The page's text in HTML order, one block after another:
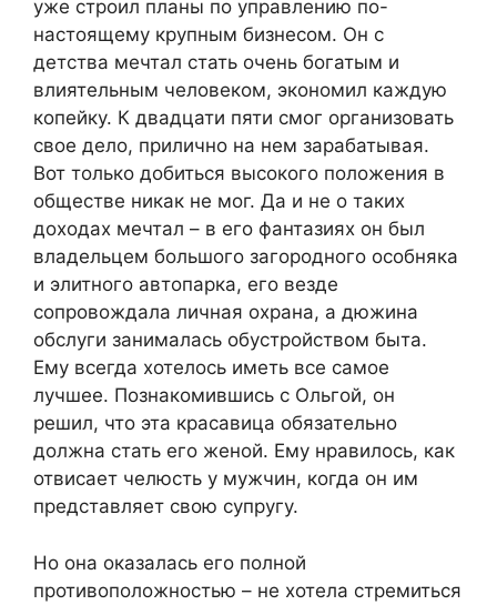
уже строил планы по управлению по-
настоящему крупным бизнесом. Он с
детства мечтал стать очень богатым и
влиятельным человеком, экономил каждую
копейку. К двадцати пяти смог организовать
свое дело, прилично на нем зарабатывая.
Вот только добиться высокого положения в
обществе никак не мог. Да и не о таких
доходах мечтал – в его фантазиях он был
владельцем большого загородного особняка
и элитного автопарка, его везде
сопровождала личная охрана, а дюжина
обслуги занималась обустройством быта.
Ему всегда хотелось иметь все самое
лучшее. Познакомившись с Ольгой, он
решил, что эта красавица обязательно
должна стать его женой. Ему нравилось, как
отвисает челюсть у мужчин, когда он им
представляет свою супругу.
Но она оказалась его полной
противоположностью – не хотела стремиться